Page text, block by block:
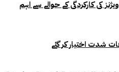
کی کارکردگی کے حوالے سے اہم
شدت اختیار کر گئے